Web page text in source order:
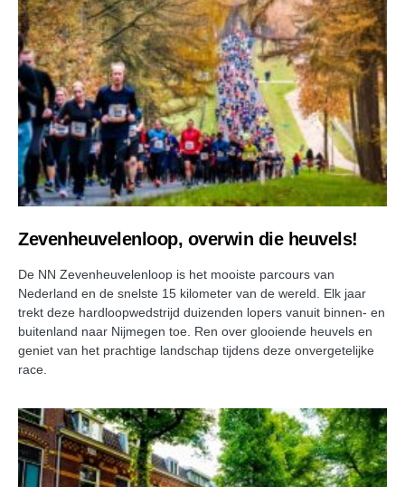
Zevenheuvelenloop, overwin die heuvels!
De NN Zevenheuvelenloop is het mooiste parcours van
Nederland en de snelste 15 kilometer van de wereld. Elk jaar
trekt deze hardloopwedstrijd duizenden lopers vanuit binnen- en
buitenland naar Nijmegen toe. Ren over glooiende heuvels en
geniet van het prachtige landschap tijdens deze onvergetelijke
race.